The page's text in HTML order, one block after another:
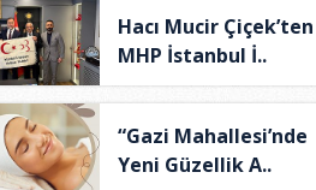
Hacı Mucir Çiçek’ten
MHP İstanbul İ..
“Gazi Mahallesi’nde
Yeni Güzellik A..